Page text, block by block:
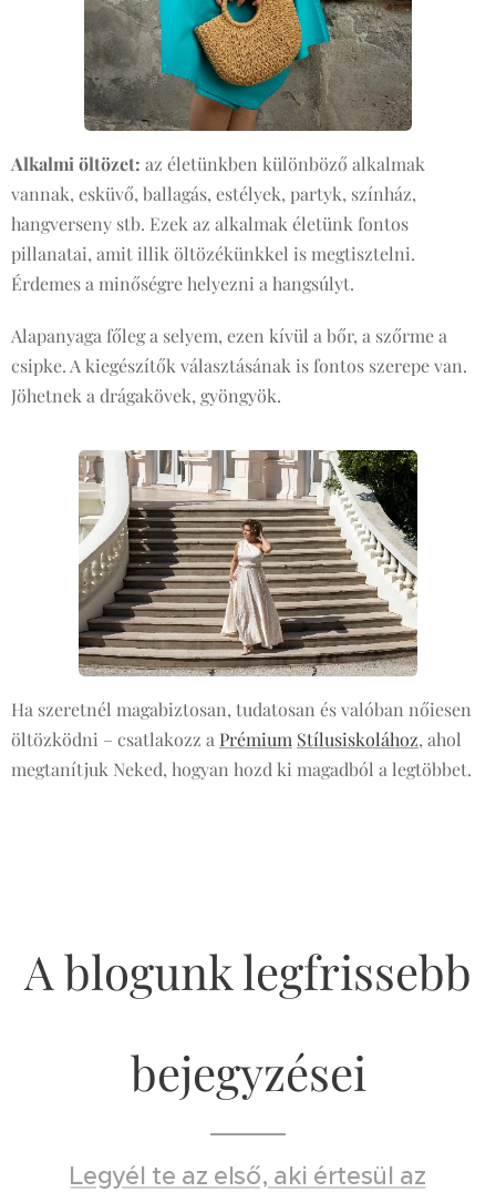
Alkalmi öltözet: az életünkben különböző alkalmak
vannak, esküvő, ballagás, estélyek, partyk, színház,
hangverseny stb. Ezek az alkalmak életünk fontos
pillanatai, amit illik öltözékünkkel is megtisztelni.
Érdemes a minőségre helyezni a hangsúlyt.
Alapanyaga főleg a selyem, ezen kívül a bőr, a szőrme a
csipke. A kiegészítők választásának is fontos szerepe van.
Jöhetnek a drágakövek, gyöngyök.
Ha szeretnél magabiztosan, tudatosan és valóban nőiesen
öltözködni – csatlakozz a Prémium Stílusiskolához, ahol
megtanítjuk Neked, hogyan hozd ki magadból a legtöbbet.
A blogunk legfrissebb
bejegyzései
Legyél te az első, aki értesül az